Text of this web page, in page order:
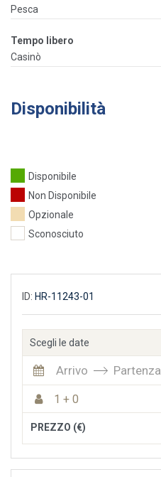
Pesca
Tempo libero
Casinò
Disponibilità
Disponibile
Non Disponibile
Opzionale
Sconosciuto
ID: HR-11243-01
Scegli le date
Arrivo Partenza
1 + 0
PREZZO (€)